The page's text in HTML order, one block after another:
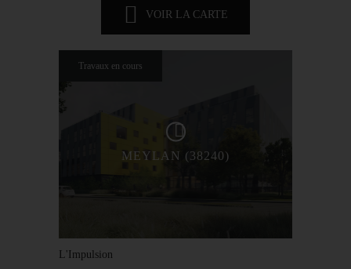
VOIR LA CARTE
Travaux en cours
MEYLAN (38240)
L'Impulsion